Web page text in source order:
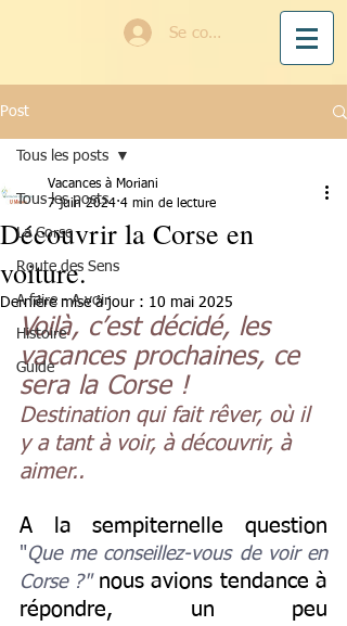
Se connecter
Post
Tous les posts
La Corse
Route des Sens
A faire - A voir
Histoire
Guide
Tous les posts
Découvrir la Corse en
voiture.
Vacances à Moriani
7 juin 2024 4 min de lecture
Dernière mise à jour : 10 mai 2025
Voilà, c’est décidé, les
vacances prochaines, ce
sera la Corse !
Destination qui fait rêver, où il
y a tant à voir, à découvrir, à
aimer..
"Que me conseillez-vous de voir en
Corse ?" nous avions tendance à
répondre, un peu